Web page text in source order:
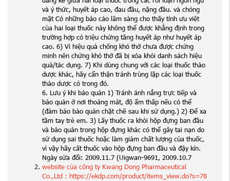
và ý thức, huyết áp cao, đau đầu, nặng đầu. và chóng
mặt Có những báo cáo lâm sàng cho thấy tính ưu việt
của hai loại thuốc này không thể được khẳng định trong
trường hợp có triệu chứng tăng huyết áp như huyết áp
cao. 6) Vì hiệu quả chống khó thở chưa được chứng
minh nên chứng khó thở đã bị xóa khỏi danh sách hiệu
quả/tác dụng. 7) Khi dùng chung với các loại thuốc thảo
dược khác, hãy cẩn thận tránh trùng lặp các loại thuốc
thảo dược có trong đó.
6. Lưu ý khi bảo quản 1) Tránh ánh nắng trực tiếp và
bảo quản ở nơi thoáng mát, độ ẩm thấp nếu có thể
(đảm bảo bảo quản chặt chẽ sau khi sử dụng.) 2) Để xa
tầm tay trẻ em. 3) Lấy thuốc ra khỏi hộp đựng ban đầu
và bảo quản trong hộp đựng khác có thể gây tai nạn do
sử dụng sai thuốc hoặc làm giảm chất lượng của thuốc,
vì vậy hãy cất thuốc vào hộp đựng ban đầu và đậy kín.
Ngày sửa đổi: 2009.11.7 (Uigwan-9691, 2009.10.7
website của công ty Kwang Dong Pharmaceutical
Co.,Ltd : https://ekdp.com/product/items_view.do?s=78